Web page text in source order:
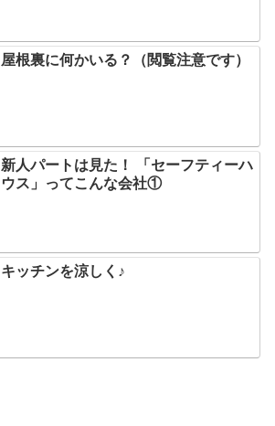
屋根裏に何かいる？（閲覧注意です）
新人パートは見た！ 「セーフティーハ
ウス」ってこんな会社①
キッチンを涼しく♪